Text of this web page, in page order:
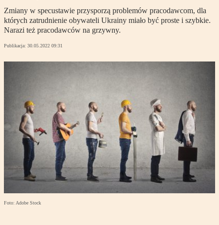
Zmiany w specustawie przysporzą problemów pracodawcom, dla
których zatrudnienie obywateli Ukrainy miało być proste i szybkie.
Narazi też pracodawców na grzywny.
Publikacja: 30.05.2022 09:31
Foto: Adobe Stock